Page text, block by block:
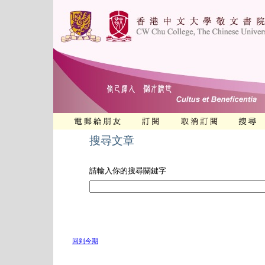
搜尋文章
請輸入你的搜尋關鍵字
回到今期